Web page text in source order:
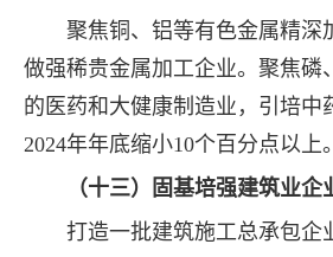
聚焦铜、铝等有色金属精深
做强稀贵金属加工企业。聚焦
的医药和大健康制造业，引培
2024年年底缩小10个百分点以上。
（十三）固基培强建筑业企
打造一批建筑施工总承包企